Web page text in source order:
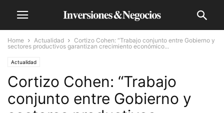
Home Actualidad
Cortizo Cohen: “Trabajo conjunto entre Gobierno y
sectores productivos garantizan crecimiento económico...
Actualidad
Cortizo Cohen: “Trabajo
conjunto entre Gobierno y